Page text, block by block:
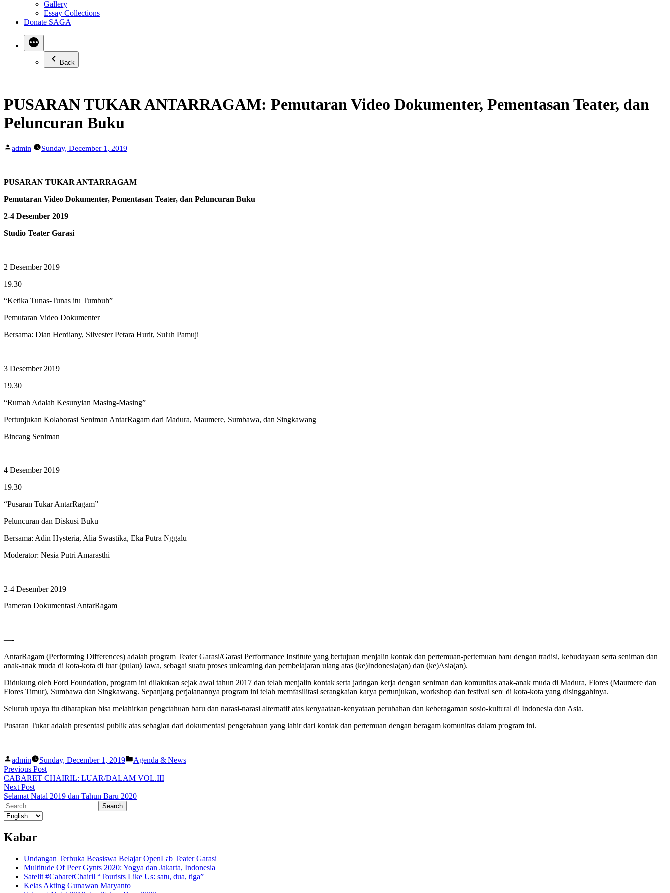
Gallery
Essay Collections
Donate SAGA
Back
PUSARAN TUKAR ANTARRAGAM: Pemutaran Video Dokumenter, Pementasan Teater, dan
Peluncuran Buku
Posted
admin Sunday, December 1, 2019
PUSARAN TUKAR ANTARRAGAM
Pemutaran Video Dokumenter, Pementasan Teater, dan Peluncuran Buku
2-4 Desember 2019
Studio Teater Garasi
2 Desember 2019
19.30
“Ketika Tunas-Tunas itu Tumbuh”
Pemutaran Video Dokumenter
Bersama: Dian Herdiany, Silvester Petara Hurit, Suluh Pamuji
3 Desember 2019
19.30
“Rumah Adalah Kesunyian Masing-Masing”
Pertunjukan Kolaborasi Seniman AntarRagam dari Madura, Maumere, Sumbawa, dan Singkawang
Bincang Seniman
4 Desember 2019
19.30
“Pusaran Tukar AntarRagam”
Peluncuran dan Diskusi Buku
Bersama: Adin Hysteria, Alia Swastika, Eka Putra Nggalu
Moderator: Nesia Putri Amarasthi
2-4 Desember 2019
Pameran Dokumentasi AntarRagam
—-
AntarRagam (Performing Differences) adalah program Teater Garasi/Garasi Performance Institute yang bertujuan menjalin kontak dan pertemuan-pertemuan baru dengan tradisi, kebudayaan serta seniman dan
anak-anak muda di kota-kota di luar (pulau) Jawa, sebagai suatu proses unlearning dan pembelajaran ulang atas (ke)Indonesia(an) dan (ke)Asia(an).
Didukung oleh Ford Foundation, program ini dilakukan sejak awal tahun 2017 dan telah menjalin kontak serta jaringan kerja dengan seniman dan komunitas anak-anak muda di Madura, Flores (Maumere dan
Flores Timur), Sumbawa dan Singkawang. Sepanjang perjalanannya program ini telah memfasilitasi serangkaian karya pertunjukan, workshop dan festival seni di kota-kota yang disinggahinya.
Seluruh upaya itu diharapkan bisa melahirkan pengetahuan baru dan narasi-narasi alternatif atas kenyaataan-kenyataan perubahan dan keberagaman sosio-kultural di Indonesia dan Asia.
Pusaran Tukar adalah presentasi publik atas sebagian dari dokumentasi pengetahuan yang lahir dari kontak dan pertemuan dengan beragam komunitas dalam program ini.
Posted
by
admin Sunday, December 1, 2019
Posted
Agenda & News
Post
navigation
Previous PostPrevious
post:
CABARET CHAIRIL: LUAR/DALAM VOL.III
Next PostNext
post:
Selamat Natal 2019 dan Tahun Baru 2020
Search
for:
Kabar
Undangan Terbuka Beasiswa Belajar OpenLab Teater Garasi
Multitude Of Peer Gynts 2020: Yogya dan Jakarta, Indonesia
Satelit #CabaretChairil “Tourists Like Us: satu, dua, tiga”
Kelas Akting Gunawan Maryanto